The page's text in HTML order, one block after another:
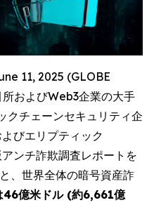
11, 2025 (GLOBE
およびWeb3企業の大手
クチェーンセキュリティ企
びエリプティック
ンチ詐欺調査レポートを
、世界全体の暗号資産詐
億米ドル (約6,661億